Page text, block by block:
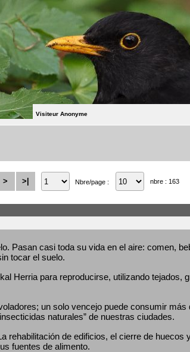
Visiteur Anonyme
> >| Nbre/page : nbre : 163
Pasan casi toda su vida en el aire: comen,
tocar el suelo.
Herria para reproducirse, utilizando tejados,
un solo vencejo puede consumir más
naturales” de nuestras ciudades.
rehabilitación de edificios, el cierre de huecos
fuentes de alimento.